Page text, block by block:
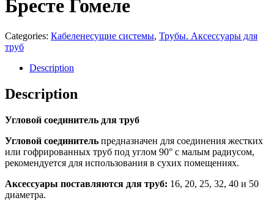
Бресте Гомеле
Categories: Кабеленесущие системы, Трубы. Аксессуары для
труб
Description
Description
Угловой соединитель для труб
Угловой соединитель предназначен для соединения жестких
или гофрированных труб под углом 90° с малым радиусом,
рекомендуется для использования в сухих помещениях.
Аксессуары поставляются для труб: 16, 20, 25, 32, 40 и 50
диаметра.